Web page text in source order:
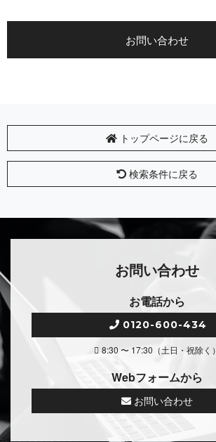
お問い合わせ
トップページに戻る
検索条件に戻る
お問い合わせ
お電話から
0120-600-434
8:30 〜 17:30（土日・祝除く）
Webフォームから
お問い合わせ